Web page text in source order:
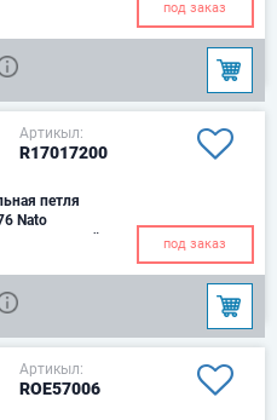
под заказ
Артикыл:
R17017200
петля
D-76 Nato
D (кН) - 190
под заказ
Артикыл:
ROE57006